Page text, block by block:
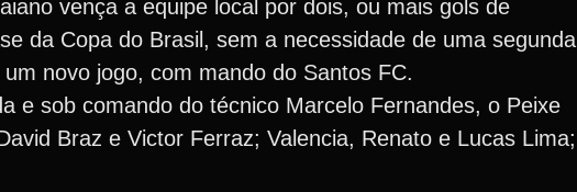
vença a equipe local por dois, ou mais gols de
da Copa do Brasil, sem a necessidade de uma segunda
novo jogo, com mando do Santos FC.
e sob comando do técnico Marcelo Fernandes, o Peixe
Braz e Victor Ferraz; Valencia, Renato e Lucas Lima;